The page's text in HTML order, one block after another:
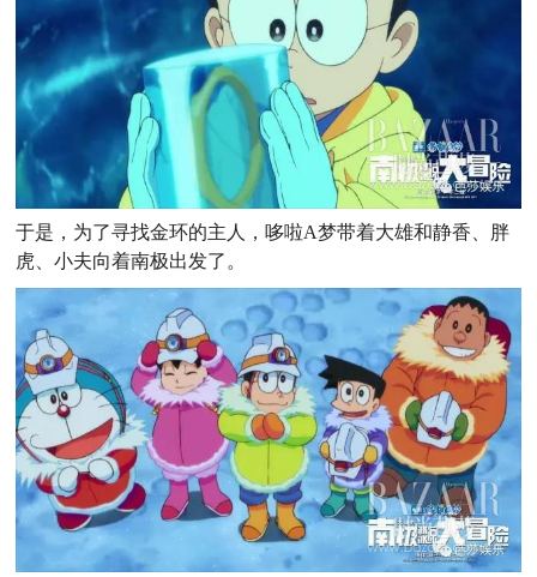
于是，为了寻找金环的主人，哆啦A梦带着大雄和静香、胖
虎、小夫向着南极出发了。